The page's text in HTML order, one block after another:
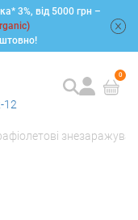
3%, від 5000 грн –
12
0